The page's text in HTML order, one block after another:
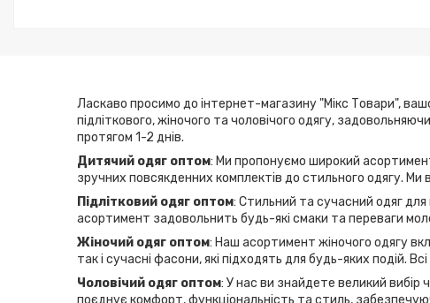
Ласкаво просимо до інтернет-магазину "Мікс Товари",
підліткового, жіночого та чоловічого одягу,
протягом 1-2 днів.
Дитячий одяг оптом: Ми пропонуємо широкий
зручних повсякденних комплектів до стильного одягу. Ми
Підлітковий одяг оптом: Стильний та сучасний одяг
асортимент задовольнить будь-які смаки та переваги
Жіночий одяг оптом: Наш асортимент жіночого одягу
так і сучасні фасони, які підходять для будь-яких подій.
Чоловічий одяг оптом: У нас ви знайдете великий
поєднує комфорт, функціональність та стиль,